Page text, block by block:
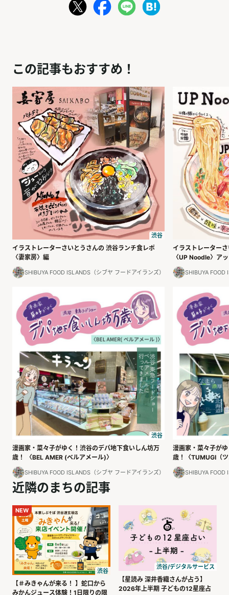
この記事もおすすめ！
渋谷
イラストレーターさいとうさんの 渋谷ランチ食レポ
〈妻家房〉編
SHIBUYA FOOD ISLANDS（シブヤ フードアイランズ）
イラストレーター
〈UP Noodle〉ア
SHIBUYA FOOD
渋谷
漫画家・菜々子がゆく！渋谷のデパ地下食いしん坊万
歳！ 〈BEL AMER (ベルアメール)〉
SHIBUYA FOOD ISLANDS（シブヤ フードアイランズ）
漫画家・菜々子が
歳！〈TUMUGI（
SHIBUYA FOOD
近隣のまちの記事
NEW
渋谷
【＃みきゃんが来る！ 】蛇口から
みかんジュース体験！1日限りの限
渋谷/デジタルサービス
【星読み 深井香織さんが占う】
2026年上半期 子どもの12星座占